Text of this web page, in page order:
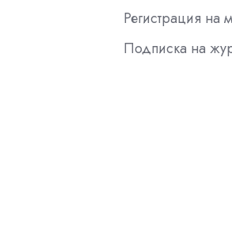
Регистрация на
Подписка на